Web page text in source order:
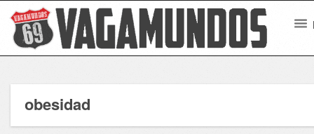
obesidad